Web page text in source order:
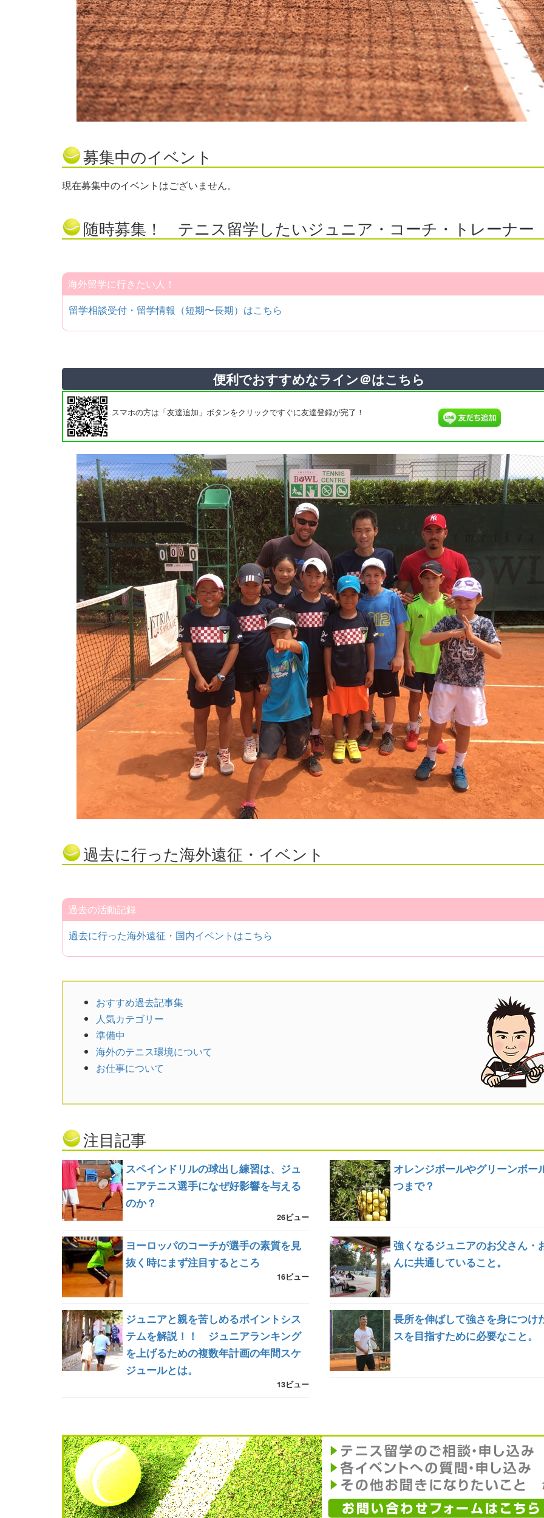
募集中のイベント
現在募集中のイベントはございません。
随時募集！ テニス留学したいジュニア・コーチ・トレーナー
海外留学に行きたい人！
留学相談受付・留学情報（短期〜長期）はこちら
便利でおすすめなライン＠はこちら
スマホの方は「友達追加」ボタンをクリックですぐに友達登録が完了！
過去に行った海外遠征・イベント
過去の活動記録
過去に行った海外遠征・国内イベントはこちら
おすすめ過去記事集
人気カテゴリー
準備中
海外のテニス環境について
お仕事について
注目記事
スペインドリルの球出し練習は、ジュ
ニアテニス選手になぜ好影響を与える
のか？
26ビュー
オレンジボールやグリーンボー
つまで？
ヨーロッパのコーチが選手の素質を見
抜く時にまず注目するところ
16ビュー
強くなるジュニアのお父さん・
んに共通していること。
ジュニアと親を苦しめるポイントシス
テムを解説！！ ジュニアランキング
を上げるための複数年計画の年間スケ
ジュールとは。
13ビュー
長所を伸ばして強さを身につけ
スを目指すために必要なこと。